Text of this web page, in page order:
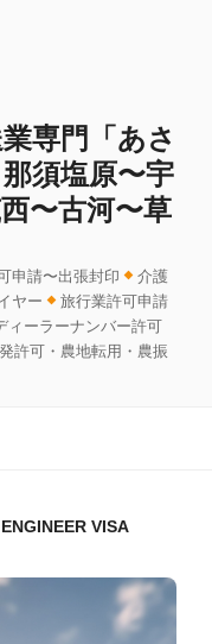
専門「あさ
須塩原〜宇
〜古河〜草
申請〜出張封印
介護
ヤー
旅行業許可申請
ィーラーナンバー許可
許可・農地転用・農振
VISA